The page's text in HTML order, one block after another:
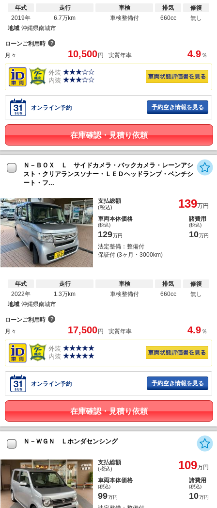
年式
2019年
走行
6.7万km
車検
車検整備付
排気
660cc
修復
無し
地域 沖縄県南城市
ローンご利用時 ？
月々
10,500円 実質年率 4.9 ％
外装
内装
オンライン予約 予約空き情報を見る
在庫確認・見積り依頼
Ｎ－ＢＯＸ Ｌ サイドカメラ・バックカメラ・レーンアシ
スト・クリアランスソナー・ＬＥＤヘッドランプ・ベンチシ
ート・フ...
支払総額
(税込) 139万円
車両本体価格
(税込)
129万円
諸費用
(税込)
10万円
法定整備：整備付
保証付 (3ヶ月・3000km)
年式
2022年
走行
1.3万km
車検
車検整備付
排気
660cc
修復
無し
地域 沖縄県南城市
ローンご利用時 ？
月々
17,500円 実質年率 4.9 ％
外装
内装
オンライン予約 予約空き情報を見る
在庫確認・見積り依頼
Ｎ－ＷＧＮ Ｌホンダセンシング
支払総額
(税込) 109万円
車両本体価格
(税込)
99万円
諸費用
(税込)
10万円